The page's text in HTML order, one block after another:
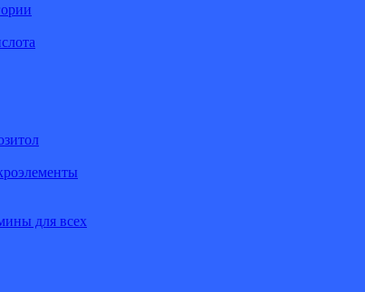
для всех